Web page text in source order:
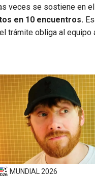
veces se sostiene en
en 10 encuentros.
trámite obliga al
MUNDIAL 2026